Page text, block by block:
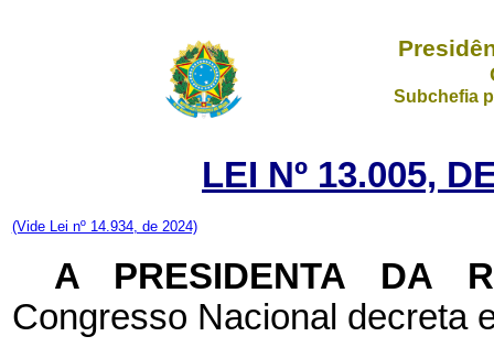
Subchefia
LEI Nº 13.005,
(Vide Lei nº 14.934, de 2024)
A PRESIDENTA DA
Congresso Nacional decreta